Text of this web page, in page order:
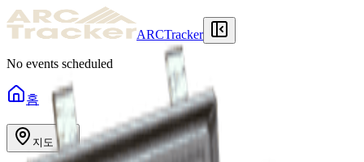
ARCTracker
No events scheduled
홈
지도